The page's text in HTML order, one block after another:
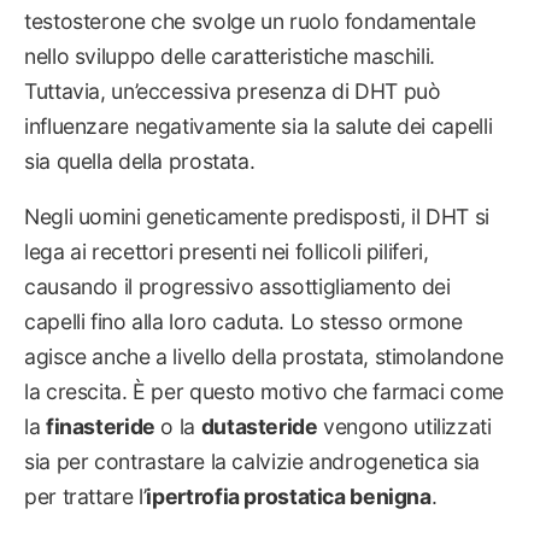
testosterone che svolge un ruolo fondamentale
nello sviluppo delle caratteristiche maschili.
Tuttavia, un’eccessiva presenza di DHT può
influenzare negativamente sia la salute dei capelli
sia quella della prostata.
Negli uomini geneticamente predisposti, il DHT si
lega ai recettori presenti nei follicoli piliferi,
causando il progressivo assottigliamento dei
capelli fino alla loro caduta. Lo stesso ormone
agisce anche a livello della prostata, stimolandone
la crescita. È per questo motivo che farmaci come
la finasteride o la dutasteride vengono utilizzati
sia per contrastare la calvizie androgenetica sia
per trattare l’ipertrofia prostatica benigna.